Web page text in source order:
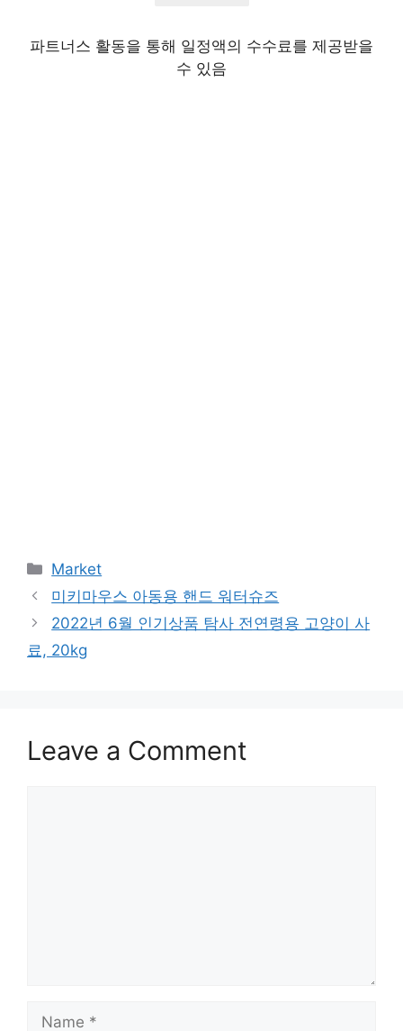
Categories
Market
미키마우스 아동용 핸드 워터슈즈
2022년 6월 인기상품 탐사 전연령용 고양이 사
료, 20kg
Leave a Comment